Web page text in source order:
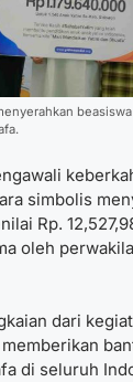
simbolis
Rp.
oleh
dari
di seluruh